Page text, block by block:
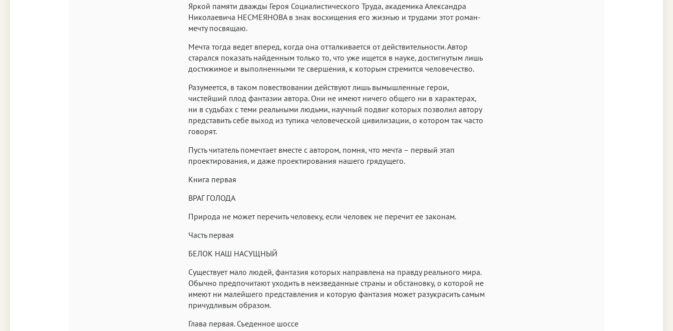
Аа Аа Аа
Georgia
Аа
Аа
Courier
Аа
Courier New
Аа
Menlo
Аа
SF Mono
Яркой памяти дважды Героя Социалистического Труда, академика Александра
Николаевича НЕСМЕЯНОВА в знак восхищения его жизнью и трудами этот роман-
мечту посвящаю.
Мечта тогда ведет вперед, когда она отталкивается от действительности. Автор
старался показать найденным только то, что уже ищется в науке, достигнутым лишь
достижимое и выполненными те свершения, к которым стремится человечество.
Разумеется, в таком повествовании действуют лишь вымышленные герои,
чистейший плод фантазии автора. Они не имеют ничего общего ни в характерах,
ни в судьбах с теми реальными людьми, научный подвиг которых позволил автору
представить себе выход из тупика человеческой цивилизации, о котором так часто
говорят.
Пусть читатель помечтает вместе с автором, помня, что мечта – первый этап
проектирования, и даже проектирования нашего грядущего.
Книга первая
ВРАГ ГОЛОДА
Природа не может перечить человеку, если человек не перечит ее законам.
Часть первая
БЕЛОК НАШ НАСУЩНЫЙ
Существует мало людей, фантазия которых направлена на правду реального мира.
Обычно предпочитают уходить в неизведанные страны и обстановку, о которой не
имеют ни малейшего представления и которую фантазия может разукрасить самым
причудливым образом.
Глава первая. Съеденное шоссе